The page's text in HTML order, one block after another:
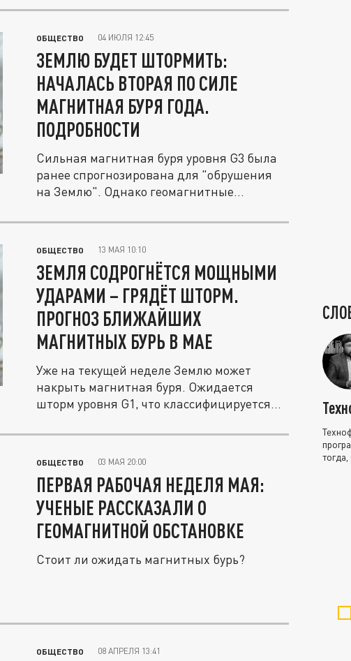
ОБЩЕСТВО 04 ИЮЛЯ 12:45
ЗЕМЛЮ БУДЕТ ШТОРМИТЬ:
НАЧАЛАСЬ ВТОРАЯ ПО СИЛЕ
МАГНИТНАЯ БУРЯ ГОДА.
ПОДРОБНОСТИ
Сильная магнитная буря уровня G3 была
ранее спрогнозирована для "обрушения
на Землю". Однако геомагнитные...
ОБЩЕСТВО 13 МАЯ 10:10
ЗЕМЛЯ СОДРОГНЁТСЯ МОЩНЫМИ
УДАРАМИ – ГРЯДЁТ ШТОРМ.
ПРОГНОЗ БЛИЖАЙШИХ
МАГНИТНЫХ БУРЬ В МАЕ
Уже на текущей неделе Землю может
накрыть магнитная буря. Ожидается
шторм уровня G1, что классифицируется
ОБЩЕСТВО 03 МАЯ 20:00
ПЕРВАЯ РАБОЧАЯ НЕДЕЛЯ МАЯ:
УЧЕНЫЕ РАССКАЗАЛИ О
ГЕОМАГНИТНОЙ ОБСТАНОВКЕ
Стоит ли ожидать магнитных бурь?
ОБЩЕСТВО 08 АПРЕЛЯ 13:41